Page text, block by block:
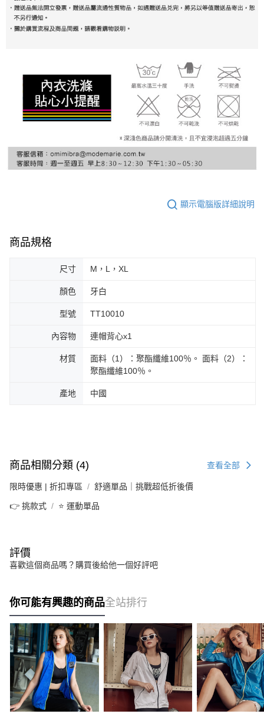
顯示電腦版詳細說明
商品規格
尺寸 M，L，XL
顏色 牙白
型號 TT10010
內容物 連帽背心x1
材質
面料（1）：聚酯纖維100％。 面料（2）：
聚酯纖維100％。
產地 中國
商品相關分類 (4) 查看全部
限時優惠 | 折扣專區 舒適單品｜挑戰超低折後價
👉 挑款式 ⭐ 運動單品
評價
喜歡這個商品嗎？購買後給他一個好評吧
你可能有興趣的商品全站排行